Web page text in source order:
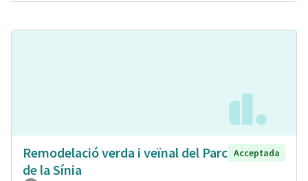
Remodelació verda i veïnal del Parc
de la Sínia
Acceptada